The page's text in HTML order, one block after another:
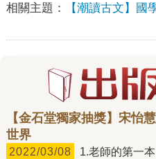
相關主題： 【潮讀古文】國
【金石堂獨家抽獎】宋怡
世界
2022/03/08